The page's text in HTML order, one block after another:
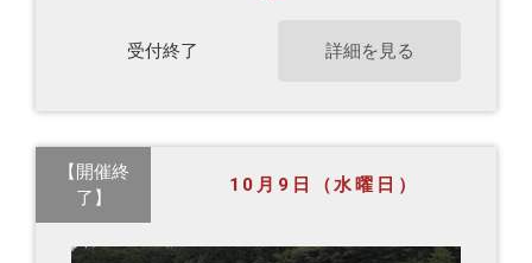
受付終了 詳細を見る
【開催終
了】
10月9日（水曜日）